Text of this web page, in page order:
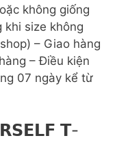
không giống
khi size không
– Giao hàng
– Điều kiện
07 ngày kể từ
𝗧-